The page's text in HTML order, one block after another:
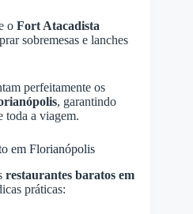
o Fort Atacadista
sobremesas e lanches
perfeitamente os
, garantindo
toda a viagem.
em Florianópolis
restaurantes baratos em
práticas: